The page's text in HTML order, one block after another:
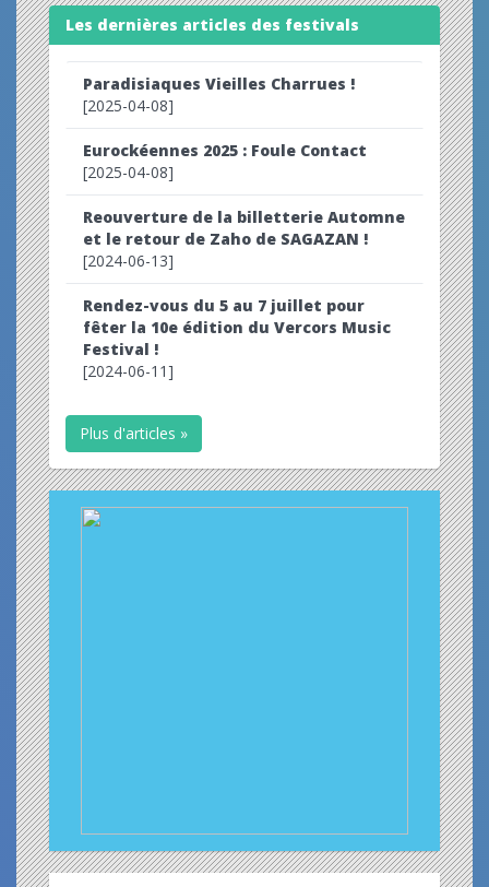
Les dernières articles des festivals
Paradisiaques Vieilles Charrues !
[2025-04-08]
Eurockéennes 2025 : Foule Contact
[2025-04-08]
Reouverture de la billetterie Automne
et le retour de Zaho de SAGAZAN !
[2024-06-13]
Rendez-vous du 5 au 7 juillet pour
fêter la 10e édition du Vercors Music
Festival !
[2024-06-11]
Plus d'articles »